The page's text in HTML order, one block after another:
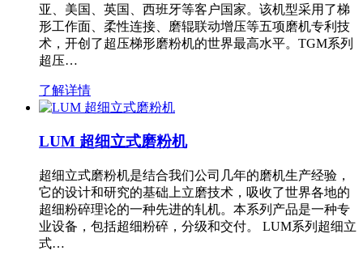
亚、美国、英国、西班牙等客户国家。该机型采用了梯
形工作面、柔性连接、磨辊联动增压等五项磨机专利技
术，开创了超压梯形磨粉机的世界最高水平。TGM系列
超压…
了解详情
LUM 超细立式磨粉机
超细立式磨粉机是结合我们公司几年的磨机生产经验，
它的设计和研究的基础上立磨技术，吸收了世界各地的
超细粉碎理论的一种先进的轧机。本系列产品是一种专
业设备，包括超细粉碎，分级和交付。 LUM系列超细立
式…